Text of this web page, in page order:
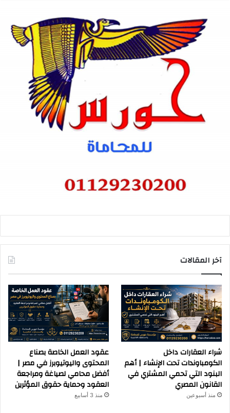
آخر المقالات
شراء العقارات داخل
الكومباوندات تحت الإنشاء | أهم
البنود التي تحمي المشتري في
القانون المصري
منذ أسبوعين
عقود العمل الخاصة بصناع
المحتوى واليوتيوبرز في مصر |
أفضل محامي لصياغة ومراجعة
العقود وحماية حقوق المؤثرين
منذ 3 أسابيع